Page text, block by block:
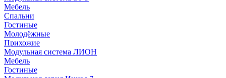
Мебель
Спальни
Гостиные
Молодёжные
Прихожие
Модульная система ЛИОН
Мебель
Гостиные